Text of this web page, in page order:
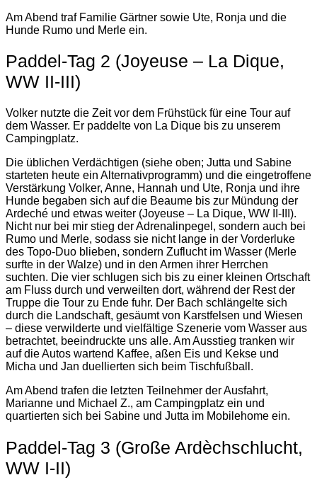
Am Abend traf Familie Gärtner sowie Ute, Ronja und die
Hunde Rumo und Merle ein.
Paddel-Tag 2 (Joyeuse – La Dique,
WW II-III)
Volker nutzte die Zeit vor dem Frühstück für eine Tour auf
dem Wasser. Er paddelte von La Dique bis zu unserem
Campingplatz.
Die üblichen Verdächtigen (siehe oben; Jutta und Sabine
starteten heute ein Alternativprogramm) und die eingetroffene
Verstärkung Volker, Anne, Hannah und Ute, Ronja und ihre
Hunde begaben sich auf die Beaume bis zur Mündung der
Ardeché und etwas weiter (Joyeuse – La Dique, WW II-III).
Nicht nur bei mir stieg der Adrenalinpegel, sondern auch bei
Rumo und Merle, sodass sie nicht lange in der Vorderluke
des Topo-Duo blieben, sondern Zuflucht im Wasser (Merle
surfte in der Walze) und in den Armen ihrer Herrchen
suchten. Die vier schlugen sich bis zu einer kleinen Ortschaft
am Fluss durch und verweilten dort, während der Rest der
Truppe die Tour zu Ende fuhr. Der Bach schlängelte sich
durch die Landschaft, gesäumt von Karstfelsen und Wiesen
– diese verwilderte und vielfältige Szenerie vom Wasser aus
betrachtet, beeindruckte uns alle. Am Ausstieg tranken wir
auf die Autos wartend Kaffee, aßen Eis und Kekse und
Micha und Jan duellierten sich beim Tischfußball.
Am Abend trafen die letzten Teilnehmer der Ausfahrt,
Marianne und Michael Z., am Campingplatz ein und
quartierten sich bei Sabine und Jutta im Mobilehome ein.
Paddel-Tag 3 (Große Ardèchschlucht,
WW I-II)